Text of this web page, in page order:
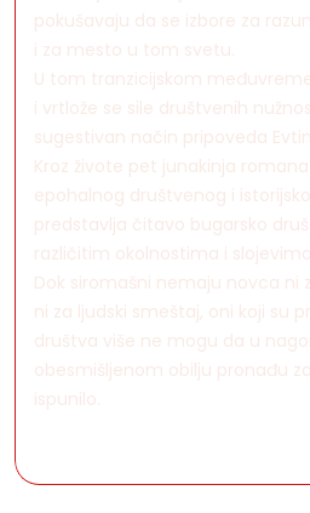
pokušavaju da se izbore za
i za mesto u tom svetu.
U tom tranzicijskom
i vrtlože se sile društvenih
sugestivan način pripoveda
Kroz živote pet junakinja
epohalnog društvenog i
predstavlja čitavo bugarsko
različitim okolnostima i slojevima.
Dok siromašni nemaju novca ni
ni za ljudski smeštaj, oni koji su
društva više ne mogu da u
obesmišljenom obilju pronađu
ispunilo.